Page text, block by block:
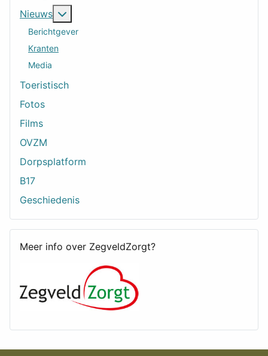
Nieuws
Berichtgever
Kranten
Media
Toeristisch
Fotos
Films
OVZM
Dorpsplatform
B17
Geschiedenis
Meer info over ZegveldZorgt?